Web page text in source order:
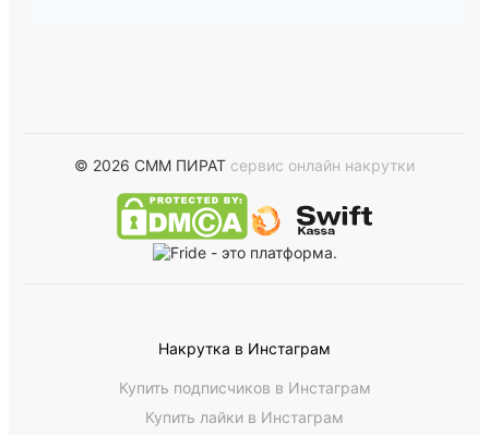
© 2026 СММ ПИРАТ сервис онлайн накрутки
Накрутка в Инстаграм
Купить подписчиков в Инстаграм
Купить лайки в Инстаграм